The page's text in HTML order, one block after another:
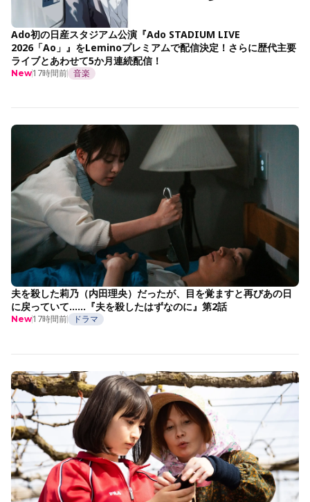
Ado初の日産スタジアム公演『Ado STADIUM LIVE
2026「Ao」』をLeminoプレミアムで配信決定！さらに歴代主要
ライブとあわせて5か月連続配信！
New17時間前 音楽
夫を殺した莉乃（内田理央）だったが、目を覚ますと再びあの日
に戻っていて……『夫を殺したはずなのに』第2話
New17時間前 ドラマ